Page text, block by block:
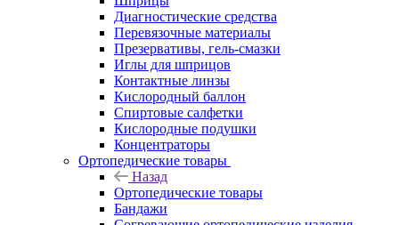
Диагностические средства
Перевязочные материалы
Презервативы, гель-смазки
Иглы для шприцов
Контактные линзы
Кислородный баллон
Спиртовые салфетки
Кислородные подушки
Концентраторы
Ортопедические товары
Назад
Ортопедические товары
Бандажи